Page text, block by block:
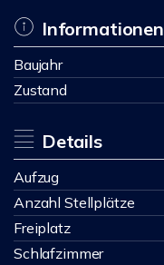
Informationen
Baujahr
Zustand
Details
Aufzug
Anzahl Stellplätze
Freiplatz
Schlafzimmer